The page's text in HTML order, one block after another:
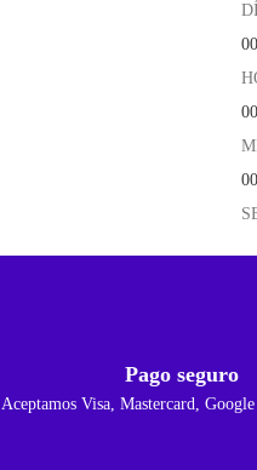
00
00
00
Pago seguro
Aceptamos Visa, Mastercard,